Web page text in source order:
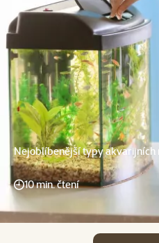
Nejoblíbenější typy akvarijních
10 min. čtení